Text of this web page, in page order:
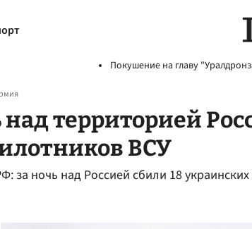
Покушение на главу
над территорией
ВСУ
за ночь над Россией сбили 18